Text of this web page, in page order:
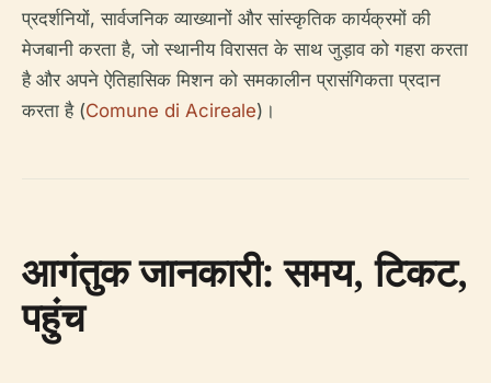
प्रदर्शनियों, सार्वजनिक व्याख्यानों और सांस्कृतिक कार्यक्रमों की
मेजबानी करता है, जो स्थानीय विरासत के साथ जुड़ाव को गहरा करता
है और अपने ऐतिहासिक मिशन को समकालीन प्रासंगिकता प्रदान
करता है (Comune di Acireale)।
आगंतुक जानकारी: समय, टिकट,
पहुंच